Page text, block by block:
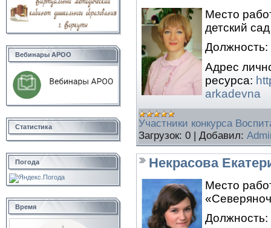
Вебинары АРОО
Статистика
Погода
Время
Место
детский
Должность:
Адрес
ресурса:
arkadevna
Участники конкурса
Загрузок: 0 | Добавил:
Некрасова
Место
Должность: